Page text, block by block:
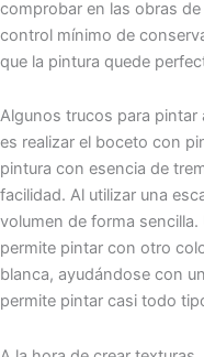
comprobar en las obras
control mínimo de
que la pintura quede
Algunos trucos para pintar
es realizar el boceto con
pintura con esencia de
facilidad. Al utilizar una
volumen de forma
permite pintar con otro
blanca, ayudándose con
permite pintar casi todo